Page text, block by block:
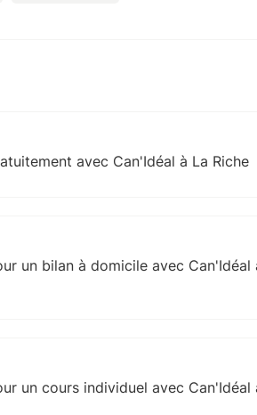
avec Can'Idéal à La Riche
un bilan à domicile avec Can'Idéal
un cours individuel avec Can'Idéal